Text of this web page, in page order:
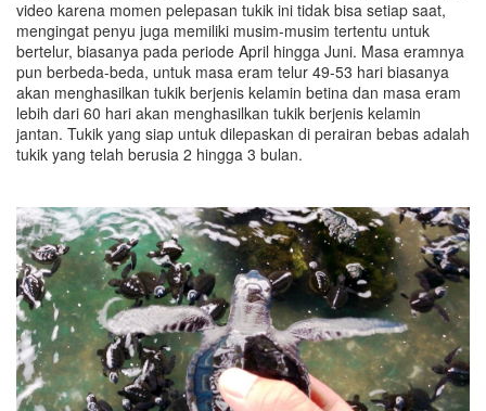
video karena momen pelepasan tukik ini tidak bisa setiap saat,
mengingat penyu juga memiliki musim-musim tertentu untuk
bertelur, biasanya pada periode April hingga Juni. Masa eramnya
pun berbeda-beda, untuk masa eram telur 49-53 hari biasanya
akan menghasilkan tukik berjenis kelamin betina dan masa eram
lebih dari 60 hari akan menghasilkan tukik berjenis kelamin
jantan. Tukik yang siap untuk dilepaskan di perairan bebas adalah
tukik yang telah berusia 2 hingga 3 bulan.